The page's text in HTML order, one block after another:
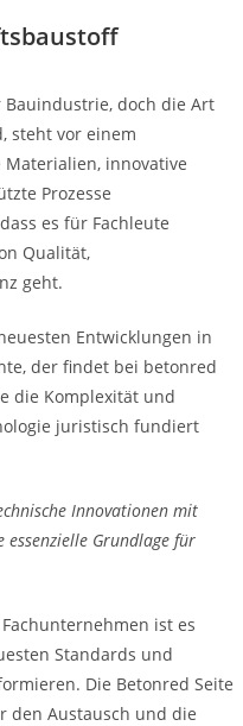
doch die Art
steht vor einem
Materialien, innovative
Prozesse
es für Fachleute
Qualität,
geht.
Entwicklungen in
der findet bei betonred
die Komplexität und
juristisch fundiert
Innovationen mit
Grundlage für
ist es
Standards und
Die Betonred Seite
den Austausch und die